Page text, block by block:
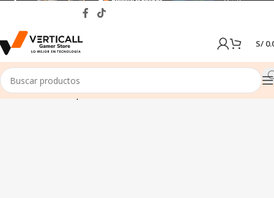
S/
Inicio Tienda Componentes de PC Placa Madre